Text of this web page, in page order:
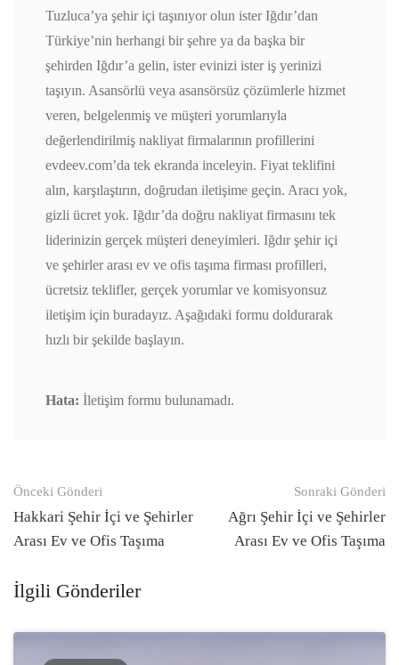
Tuzluca’ya şehir içi taşınıyor olun ister Iğdır’dan
Türkiye’nin herhangi bir şehre ya da başka bir
şehirden Iğdır’a gelin, ister evinizi ister iş yerinizi
taşıyın. Asansörlü veya asansörsüz çözümlerle hizmet
veren, belgelenmiş ve müşteri yorumlarıyla
değerlendirilmiş nakliyat firmalarının profillerini
evdeev.com’da tek ekranda inceleyin. Fiyat teklifini
alın, karşılaştırın, doğrudan iletişime geçin. Aracı yok,
gizli ücret yok. Iğdır’da doğru nakliyat firmasını tek
liderinizin gerçek müşteri deneyimleri. Iğdır şehir içi
ve şehirler arası ev ve ofis taşıma firması profilleri,
ücretsiz teklifler, gerçek yorumlar ve komisyonsuz
iletişim için buradayız. Aşağıdaki formu doldurarak
hızlı bir şekilde başlayın.
Hata: İletişim formu bulunamadı.
Gönderi
navigasyonu
Önceki Gönderi
Hakkari Şehir İçi ve Şehirler
Arası Ev ve Ofis Taşıma
Sonraki Gönderi
Ağrı Şehir İçi ve Şehirler
Arası Ev ve Ofis Taşıma
İlgili Gönderiler